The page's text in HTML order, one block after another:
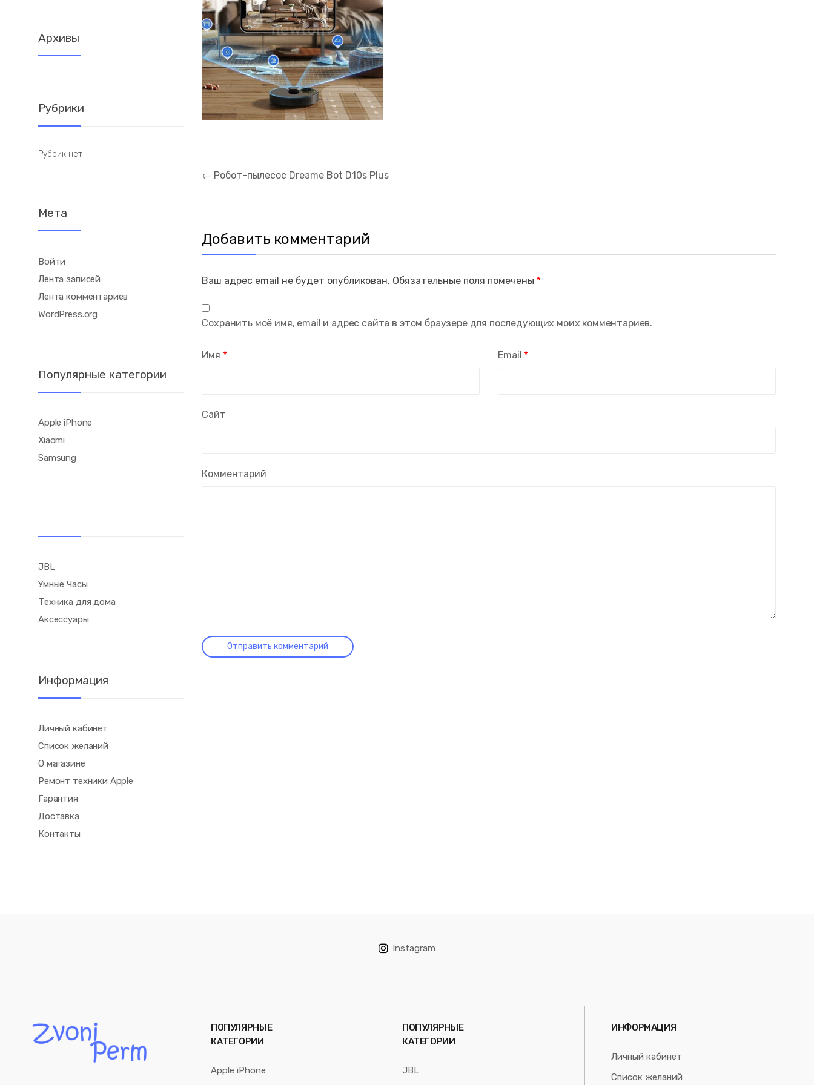
Навигация
← Робот-пылесос Dreame Bot D10s Plus
Добавить комментарий
Ваш адрес email не будет опубликован. Обязательные поля помечены *
Комментарий
Имя * Email *
Сайт
Сохранить моё имя, email и адрес сайта в этом браузере для последующих моих комментариев.
Архивы
Рубрики
Рубрик нет
Мета
Войти
Лента записей
Лента комментариев
WordPress.org
Популярные категории
Apple iPhone
Xiaomi
Samsung
JBL
Умные Часы
Техника для дома
Аксессуары
Информация
Личный кабинет
Список желаний
О магазине
Ремонт техники Apple
Гарантия
Доставка
Контакты
Instagram
ПОПУЛЯРНЫЕ
КАТЕГОРИИ
Apple iPhone
ПОПУЛЯРНЫЕ
КАТЕГОРИИ
JBL
ИНФОРМАЦИЯ
Личный кабинет
Список желаний